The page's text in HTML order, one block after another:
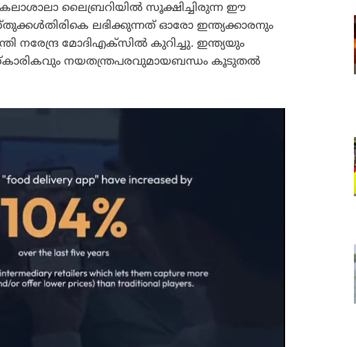
ലൈബ്രറിയിൽ സൂക്ഷിച്ചിരുന്ന ഈ
ലഭിക്കുന്നത് ഓരോ ഇന്ത്യക്കാരനും
നരേന്ദ്ര മോദിഎക്സിൽ കുറിച്ചു. ഇന്ത്യയും
നയതന്ത്രപരവുമായബന്ധം കൂടുതൽ